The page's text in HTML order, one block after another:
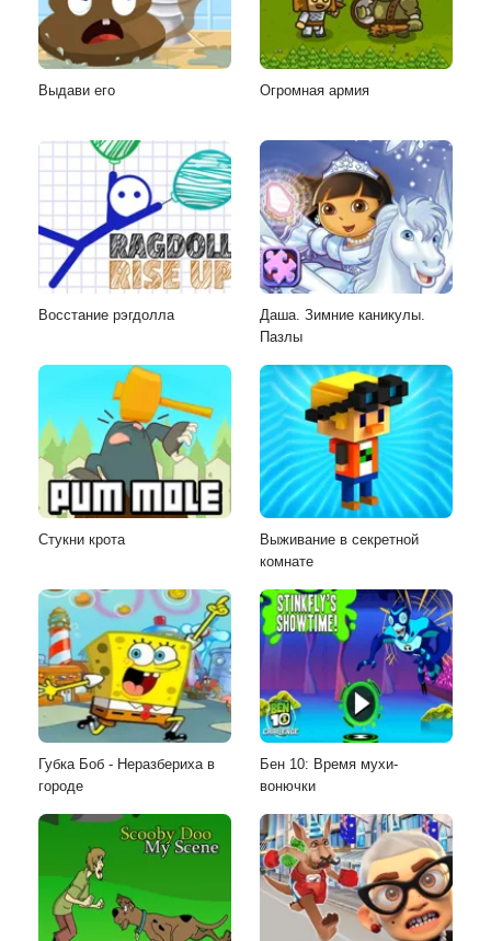
Выдави его Огромная армия
Восстание рэгдолла
Даша. Зимние каникулы.
Пазлы
Стукни крота
Выживание в секретной
комнате
Губка Боб - Неразбериха в
городе
Бен 10: Время мухи-
вонючки